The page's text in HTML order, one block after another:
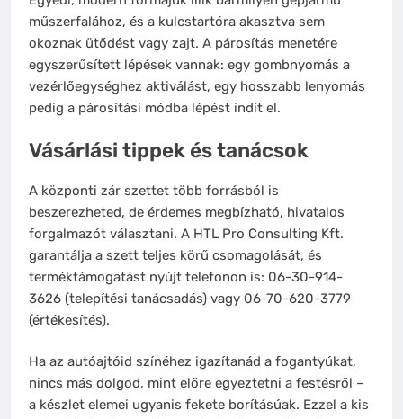
műszerfalához, és a kulcstartóra akasztva sem
okoznak ütődést vagy zajt. A párosítás menetére
egyszerűsített lépések vannak: egy gombnyomás a
vezérlőegységhez aktiválást, egy hosszabb lenyomás
pedig a párosítási módba lépést indít el.
Vásárlási tippek és tanácsok
A központi zár szettet több forrásból is
beszerezheted, de érdemes megbízható, hivatalos
forgalmazót választani. A HTL Pro Consulting Kft.
garantálja a szett teljes körű csomagolását, és
terméktámogatást nyújt telefonon is: 06-30-914-
3626 (telepítési tanácsadás) vagy 06-70-620-3779
(értékesítés).
Ha az autóajtóid színéhez igazítanád a fogantyúkat,
nincs más dolgod, mint előre egyeztetni a festésről –
a készlet elemei ugyanis fekete borításúak. Ezzel a kis